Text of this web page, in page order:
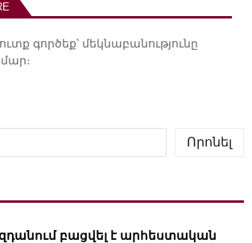
գործեք՝ մեկնաբանությունը
Որոնել
բացվել է արհեստական